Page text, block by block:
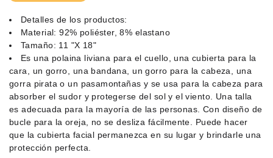
Detalles de los productos:
Material: 92% poliéster, 8% elastano
Tamaño: 11 "X 18"
Es una polaina liviana para el cuello, una cubierta para la
cara, un gorro, una bandana, un gorro para la cabeza, una
gorra pirata o un pasamontañas y se usa para la cabeza para
absorber el sudor y protegerse del sol y el viento. Una talla
es adecuada para la mayoría de las personas. Con diseño de
bucle para la oreja, no se desliza fácilmente. Puede hacer
que la cubierta facial permanezca en su lugar y brindarle una
protección perfecta.